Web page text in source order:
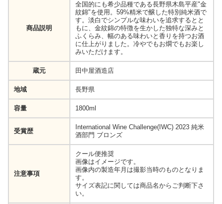
商品説明
全国的にも希少品種である長野県木島平産"金
紋錦"を使用。59%精米で醸した特別純米酒で
す。淡白でシンプルな味わいを追求するとと
もに、金紋錦の特徴を生かした独特な深みと
ふくらみ、幅のある味わいと香りを持つお酒
に仕上がりました。冷やでもお燗でもお楽し
みいただけます。
蔵元 田中屋酒造店
地域 長野県
容量 1800ml
受賞歴
International Wine Challenge(IWC) 2023 純米
酒部門 ブロンズ
注意事項
クール便推奨
画像はイメージです。
画像内の製造年月は撮影当時のものとなりま
す。
サイズ表記に関しては商品名からご判断下さ
い。